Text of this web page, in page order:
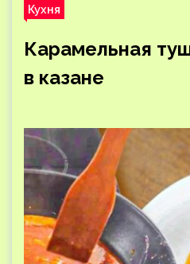
Кухня
Карамельная
в казане